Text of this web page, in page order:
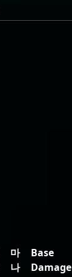
마
나
Base
Damage